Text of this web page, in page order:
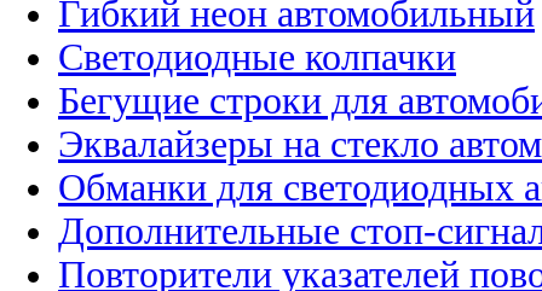
Гибкий неон автомобильный
Светодиодные колпачки
Бегущие строки для
Эквалайзеры на стекло
Обманки для светодиодных
Дополнительные стоп-
Повторители указателей